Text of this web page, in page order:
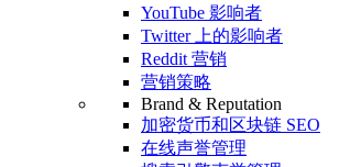
YouTube 影响者
Twitter 上的影响者
Reddit 营销
营销策略
Brand & Reputation
加密货币和区块链 SEO
在线声誉管理